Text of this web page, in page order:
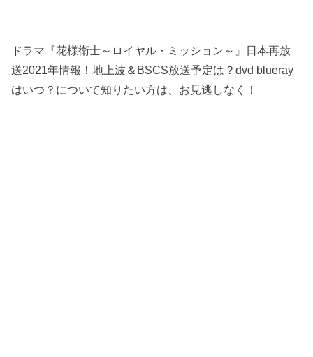
ドラマ『花様衛士～ロイヤル・ミッション～』日本再放
送2021年情報！地上波＆BSCS放送予定は？dvd blueray
はいつ？について知りたい方は、お見逃しなく！